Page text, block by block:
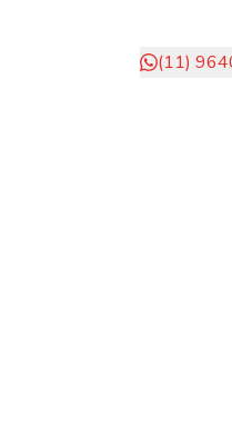
(11)